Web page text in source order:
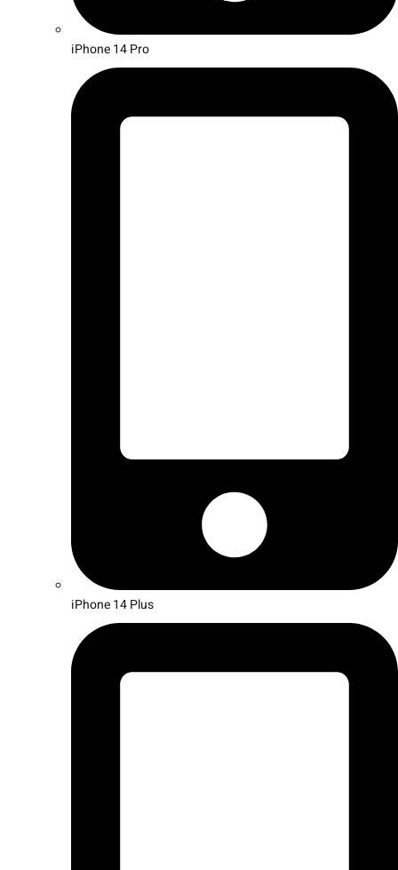
iPhone 14 Pro
iPhone 14 Plus